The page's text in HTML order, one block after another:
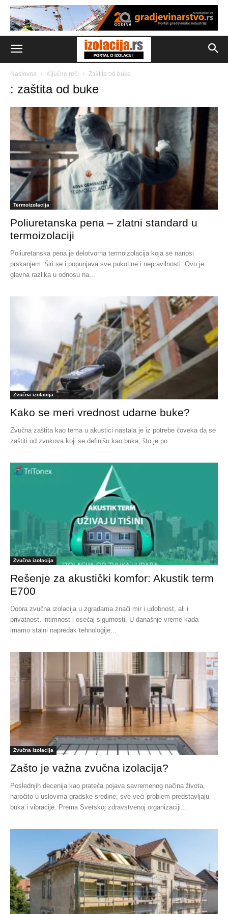
Naslovna Ključne reči Zaštita od buke
: zaštita od buke
Termoizolacija
Poliuretanska pena – zlatni standard u
termoizolaciji
Poliuretanska pena je delotvorna termoizolacija koja se nanosi
prskanjem. Širi se i popunjava sve pukotine i nepravilnosti. Ovo je
glavna razlika u odnosu na...
Zvučna izolacija
Kako se meri vrednost udarne buke?
Zvučna zaštita kao tema u akustici nastala je iz potrebe čoveka da se
zaštiti od zvukova koji se definišu kao buka, što je po...
Zvučna izolacija
Rešenje za akustički komfor: Akustik term
E700
Dobra zvučna izolacija u zgradama znači mir i udobnost, ali i
privatnost, intimnost i osećaj sigurnosti. U današnje vreme kada
imamo stalni napredak tehnologije...
Zvučna izolacija
Zašto je važna zvučna izolacija?
Poslednjih decenija kao prateća pojava savremenog načina života,
naročito u uslovima gradske sredine, sve veći problem predstavljaju
buka i vibracije. Prema Svetskoj zdravstvenoj organizaciji...